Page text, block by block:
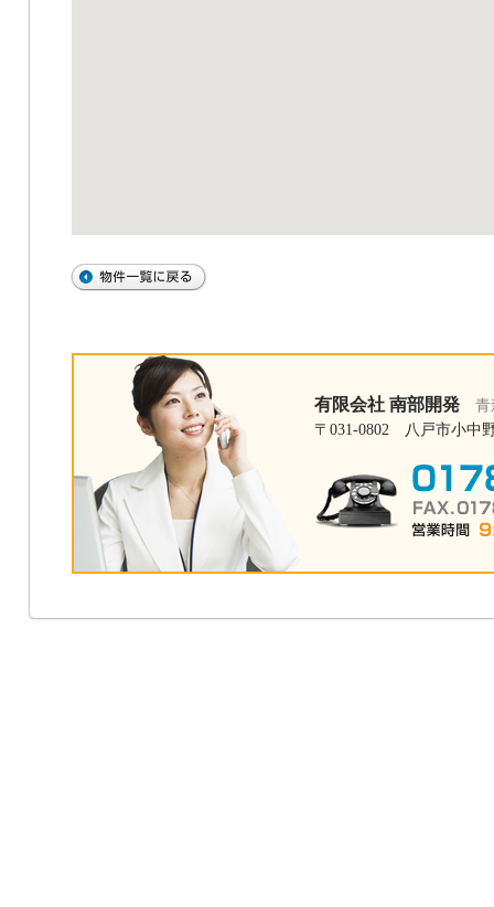
有限会社 南部開発
青
〒031-0802 八戸市小中